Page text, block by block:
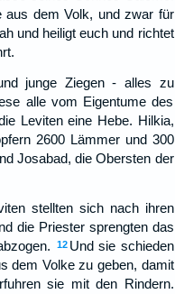
aus dem Volk, und zwar für
und heiligt euch und richtet
junge Ziegen - alles zu
alle vom Eigentume des
Leviten eine Hebe. Hilkia,
2600 Lämmer und 300
Josabad, die Obersten der
stellten sich nach ihren
die Priester sprengten das
12 Und sie schieden
dem Volke zu geben, damit
sie mit den Rindern.